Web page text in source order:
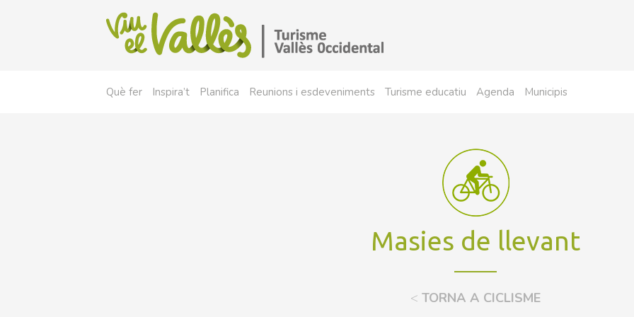
Què fer Inspira’t Planifica Reunions i esdeveniments Turisme educatiu Agenda Municipis
Masies de llevant
< TORNA A CICLISME